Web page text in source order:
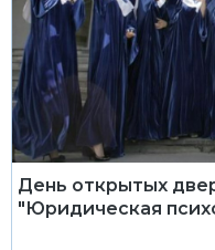
День открытых
"Юридическая